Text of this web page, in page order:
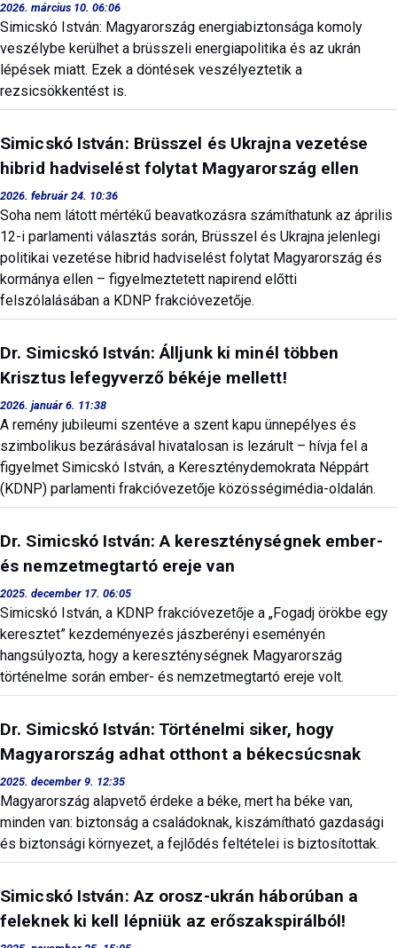
2026. március 10. 06:06
Simicskó István: Magyarország energiabiztonsága komoly
veszélybe kerülhet a brüsszeli energiapolitika és az ukrán
lépések miatt. Ezek a döntések veszélyeztetik a
rezsicsökkentést is.
Simicskó István: Brüsszel és Ukrajna vezetése
hibrid hadviselést folytat Magyarország ellen
2026. február 24. 10:36
Soha nem látott mértékű beavatkozásra számíthatunk az április
12-i parlamenti választás során, Brüsszel és Ukrajna jelenlegi
politikai vezetése hibrid hadviselést folytat Magyarország és
kormánya ellen – figyelmeztetett napirend előtti
felszólalásában a KDNP frakcióvezetője.
Dr. Simicskó István: Álljunk ki minél többen
Krisztus lefegyverző békéje mellett!
2026. január 6. 11:38
A remény jubileumi szentéve a szent kapu ünnepélyes és
szimbolikus bezárásával hivatalosan is lezárult – hívja fel a
figyelmet Simicskó István, a Kereszténydemokrata Néppárt
(KDNP) parlamenti frakcióvezetője közösségimédia-oldalán.
Dr. Simicskó István: A kereszténységnek ember-
és nemzetmegtartó ereje van
2025. december 17. 06:05
Simicskó István, a KDNP frakcióvezetője a „Fogadj örökbe egy
keresztet” kezdeményezés jászberényi eseményén
hangsúlyozta, hogy a kereszténységnek Magyarország
történelme során ember- és nemzetmegtartó ereje volt.
Dr. Simicskó István: Történelmi siker, hogy
Magyarország adhat otthont a békecsúcsnak
2025. december 9. 12:35
Magyarország alapvető érdeke a béke, mert ha béke van,
minden van: biztonság a családoknak, kiszámítható gazdasági
és biztonsági környezet, a fejlődés feltételei is biztosítottak.
Simicskó István: Az orosz-ukrán háborúban a
feleknek ki kell lépniük az erőszakspirálból!